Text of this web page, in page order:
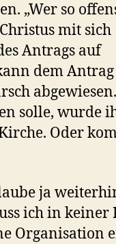
„Wer so
mit sich
Antrags auf
dem
solle, wurde
Oder
ja
ich in keiner
Organisation